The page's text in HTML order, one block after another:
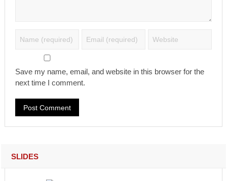
Save my name, email, and website in this browser for the
next time I comment.
SLIDES